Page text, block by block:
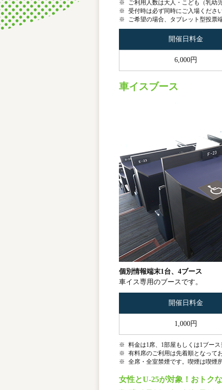
※
ご利用人数は大人・こども（乳幼
※ 受付時は必ず同時にご入場くださ
※
ご希望の場合、タブレット型投票
開催日料金
6,000円
車イスブース
個別情報端末1台、4ブース
車イス専用のブースです。
開催日料金
1,000円
※ 料金は1席、1部屋もしくは1ブー
※ 有料席のご利用は先着順となって
※ 全席・全室禁煙です。喫煙は喫煙
女性とU-25が対象！おトク